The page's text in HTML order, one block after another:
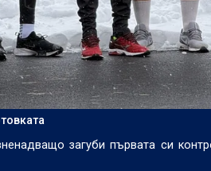
загуби първата си